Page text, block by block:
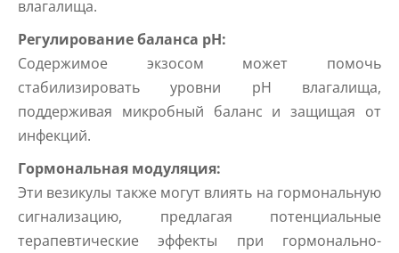
влагалища.
Регулирование баланса pH:
Содержимое экзосом может помочь
стабилизировать уровни pH влагалища,
поддерживая микробный баланс и защищая от
инфекций.
Гормональная модуляция:
Эти везикулы также могут влиять на гормональную
сигнализацию, предлагая потенциальные
терапевтические эффекты при гормонально-